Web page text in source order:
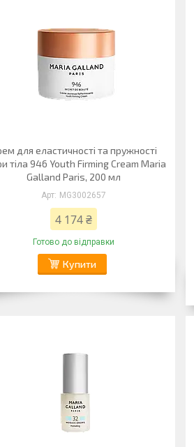
для еластичності та пружності
тіла 946 Youth Firming Cream Maria
Galland Paris, 200 мл
MG3002657
4 174 ₴
Готово до відправки
Купити